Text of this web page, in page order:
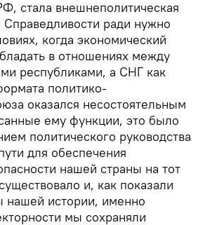
стала внешнеполитическая
Справедливости ради нужно
когда экономический
в отношениях между
республиками, а СНГ как
политико-
оказался несостоятельным
ему функции, это было
политического руководства
для обеспечения
нашей страны на тот
и, как показали
нашей истории, именно
мы сохраняли